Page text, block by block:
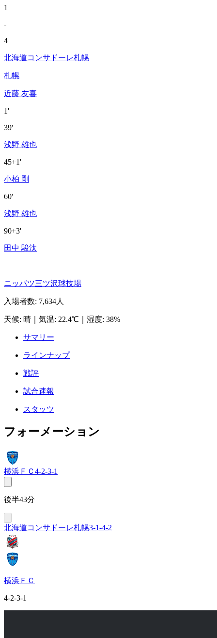
1
-
4
北海道コンサドーレ札幌
札幌
近藤 友喜
1'
39'
浅野 雄也
45+1'
小柏 剛
60'
浅野 雄也
90+3'
田中 駿汰
ニッパツ三ツ沢球技場
入場者数: 7,634人
天候: 晴 気温: 22.4℃ 湿度: 38%
サマリー
ラインナップ
戦評
試合速報
スタッツ
フォーメーション
横浜ＦＣ 4-2-3-1
後半43分
北海道コンサドーレ札幌3-1-4-2
横浜ＦＣ
4-2-3-1